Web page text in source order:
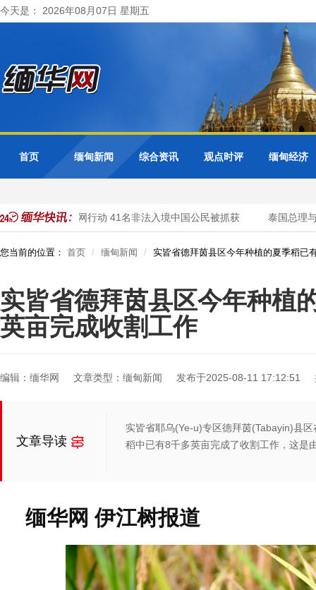
今天是： 2026年08月07日 星期五
首页 缅甸新闻 综合资讯 观点时评 缅甸经济
市警方开展清网行动 41名非法入境中国公民被抓获 泰国总理与
您当前的位置： 首页 缅甸新闻 实皆省德拜茵县区今年种植的夏季稻已
实皆省德拜茵县区今年种植
英亩完成收割工作
编辑：缅华网 文章类型：缅甸新闻 发布于2025-08-11 17:12:51
文章导读
实皆省耶乌(Ye-u)专区德拜茵(Tabayin)县
稻中已有8千多英亩完成了收割工作，这是
缅华网 伊江树报道